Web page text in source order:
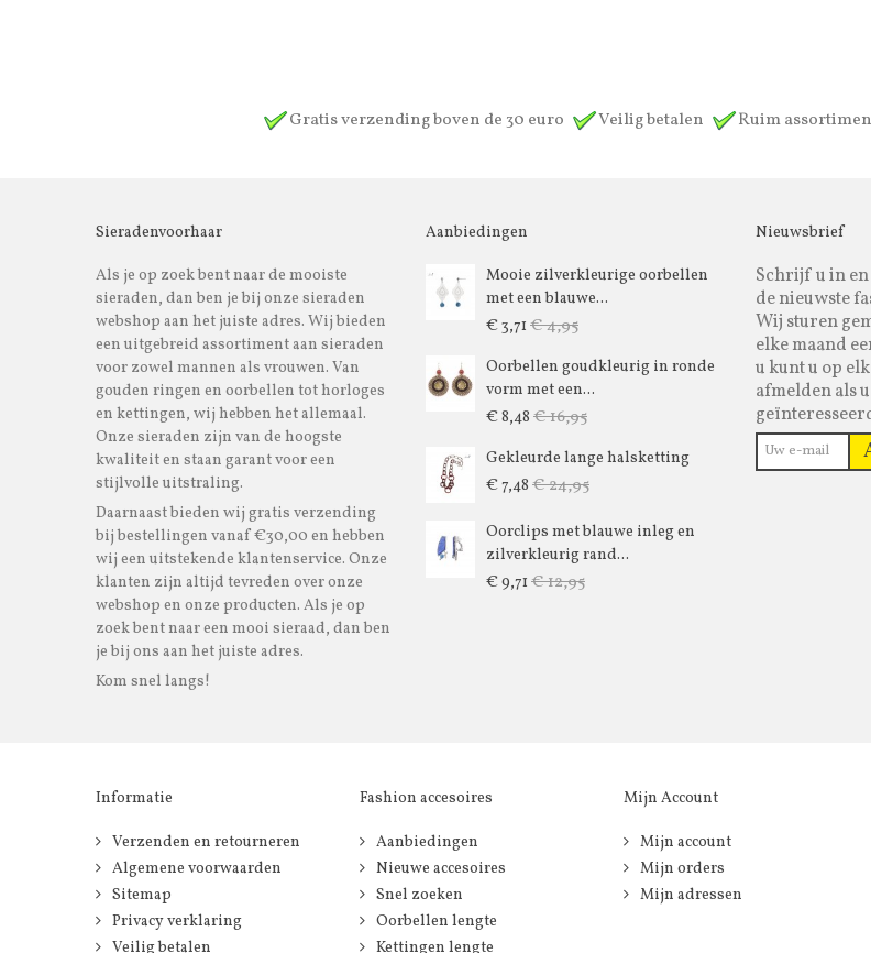
Gratis verzending boven de 30 euro Veilig betalen Ruim
Sieradenvoorhaar
Als je op zoek bent naar de mooiste
sieraden, dan ben je bij onze sieraden
webshop aan het juiste adres. Wij bieden
een uitgebreid assortiment aan sieraden
voor zowel mannen als vrouwen. Van
gouden ringen en oorbellen tot horloges
en kettingen, wij hebben het allemaal.
Onze sieraden zijn van de hoogste
kwaliteit en staan garant voor een
stijlvolle uitstraling.
Daarnaast bieden wij gratis verzending
bij bestellingen vanaf €30,00 en hebben
wij een uitstekende klantenservice. Onze
klanten zijn altijd tevreden over onze
webshop en onze producten. Als je op
zoek bent naar een mooi sieraad, dan ben
je bij ons aan het juiste adres.
Kom snel langs!
Aanbiedingen
Mooie zilverkleurige oorbellen
met een blauwe...
€ 3,71 € 4,95
Oorbellen goudkleurig in ronde
vorm met een...
€ 8,48 € 16,95
Gekleurde lange halsketting
€ 7,48 € 24,95
Oorclips met blauwe inleg en
zilverkleurig rand...
€ 9,71 € 12,95
Nieuwsbrief
Schrijf u in
de nieuwste
Wij sturen
elke maand
u kunt u op
afmelden als
Informatie
Verzenden en retourneren
Algemene voorwaarden
Sitemap
Privacy verklaring
Veilig betalen
Fashion accesoires
Aanbiedingen
Nieuwe accesoires
Snel zoeken
Oorbellen lengte
Kettingen lengte
Mijn Account
Mijn account
Mijn orders
Mijn adressen